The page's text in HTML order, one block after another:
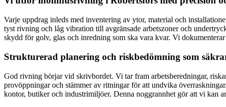
Varje uppdrag inleds med inventering av ytor, material och
tyst rivning och låg vibration till avgränsade arbetszoner och
skydd för golv, glas och inredning som ska vara kvar. Vi
Strukturerad planering och riskbedömning som
God rivning börjar vid skrivbordet. Vi tar fram arbetsberedningar,
provöppningar och stämmer av ritningar för att undvika
kontor, butiker och industrimiljöer. Denna noggrannhet gör att vi kan